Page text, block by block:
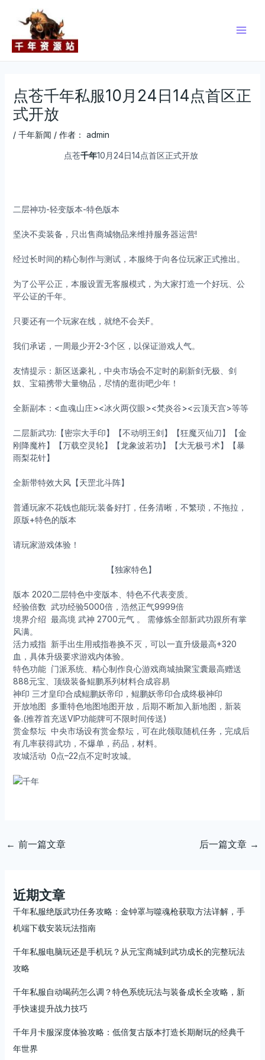
点苍千年私服10月24日14点首区正
式开放
/ 千年新闻 / 作者： admin
点苍千年10月24日14点首区正式开放
二层神功-轻变版本-特色版本
坚决不卖装备，只出售商城物品来维持服务器运营!
经过长时间的精心制作与测试，本服终于向各位玩家正式推出。
为了公平公正，本服设置无客服模式，为大家打造一个好玩、公
平公证的千年。
只要还有一个玩家在线，就绝不会关F。
我们承诺，一周最少开2-3个区，以保证游戏人气。
友情提示：新区送豪礼，中央市场会不定时的刷新剑无极、剑
奴、宝箱携带大量物品，尽情的逛街吧少年！
全新副本：<血魂山庄><冰火两仪眼><梵炎谷><云顶天宫>等等
二层新武功:【密宗大手印】【不动明王剑】【狂魔灭仙刀】【金
刚降魔杵】【万载空灵轮】【龙象波若功】【大无极弓术】【暴
雨梨花针】
全新带特效大风【天罡北斗阵】
普通玩家不花钱也能玩:装备好打，任务清晰，不繁琐，不拖拉，
原版+特色的版本
请玩家游戏体验！
【独家特色】
版本 2020二层特色中变版本、特色不代表变质。
经验倍数 武功经验5000倍，浩然正气9999倍
境界介绍 最高境 武神 2700元气 。 需修炼全部新武功跟所有掌
风满。
活力戒指 新手出生用戒指卷换不灭，可以一直升级最高+320
血，具体升级要求游戏内体验。
特色功能 门派系统、精心制作良心游戏商城抽聚宝囊最高赠送
888元宝、顶级装备鲲鹏系列材料合成容易
神印 三才皇印合成鲲鹏妖帝印，鲲鹏妖帝印合成终极神印
开放地图 多重特色地图地图开放，后期不断加入新地图，新装
备.(推荐首充送VIP功能牌可不限时间传送)
赏金祭坛 中央市场设有赏金祭坛，可在此领取随机任务，完成后
有几率获得武功，不爆单，药品，材料。
攻城活动 0点–22点不定时攻城。
navigation
← 前一篇文章 后一篇文章 →
近期文章
千年私服绝版武功任务攻略：金钟罩与噬魂枪获取方法详解，手
机端下载安装玩法指南
千年私服电脑玩还是手机玩？从元宝商城到武功成长的完整玩法
攻略
千年私服自动喝药怎么调？特色系统玩法与装备成长全攻略，新
手快速提升战力技巧
千年月卡服深度体验攻略：低倍复古版本打造长期耐玩的经典千
年世界